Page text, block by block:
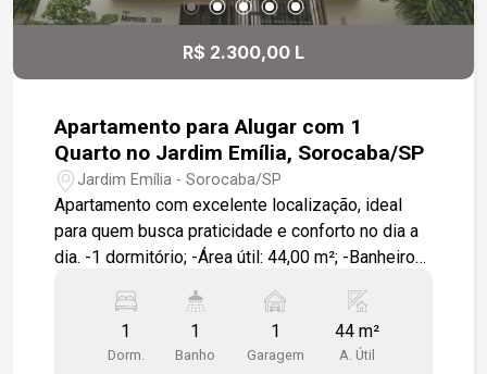
R$ 2.300,00 L
Apartamento para Alugar com 1
Quarto no Jardim Emília, Sorocaba/SP
Jardim Emília - Sorocaba/SP
Apartamento com excelente localização, ideal
para quem busca praticidade e conforto no dia a
dia. -1 dormitório; -Área útil: 44,00 m²; -Banheiro
Banheiro com móveis planejados; -Geladeira na
cozinha; -1 vaga de garagem. Localização: -
Próximo ao BOS; -Próximo à Faculdade de
1
Dorm.
1
Banho
1
Garagem
44 m²
A. Útil